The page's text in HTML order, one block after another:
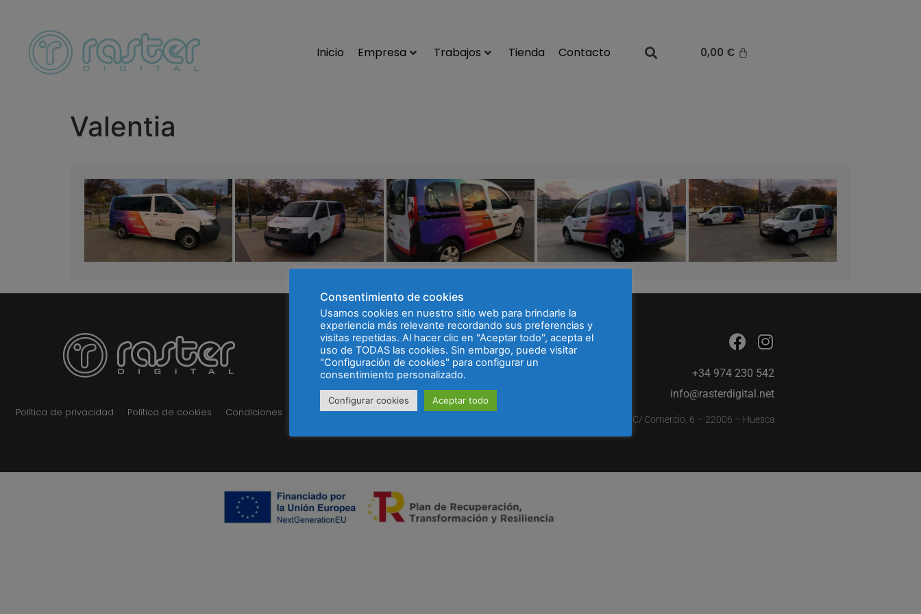
Inicio Empresa Trabajos Tienda Contacto 0,00 €
Valentia
Política de privacidad Política de cookies Condiciones
+34 974 230 542
info@rasterdigital.net
C/ Comercio, 6 – 22006 – Huesca
Consentimiento de cookies
Usamos cookies en nuestro sitio web para brindarle la
experiencia más relevante recordando sus preferencias y
visitas repetidas. Al hacer clic en "Aceptar todo", acepta el
uso de TODAS las cookies. Sin embargo, puede visitar
"Configuración de cookies" para configurar un
consentimiento personalizado.
Configurar cookies Aceptar todo